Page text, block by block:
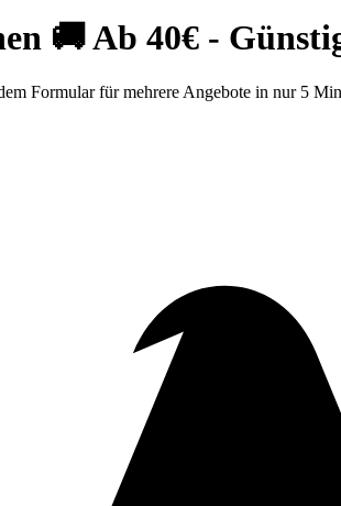
🚚 Ab 40€ -
Formular für mehrere Angebote in nur 5